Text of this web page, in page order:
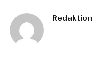
Redaktion